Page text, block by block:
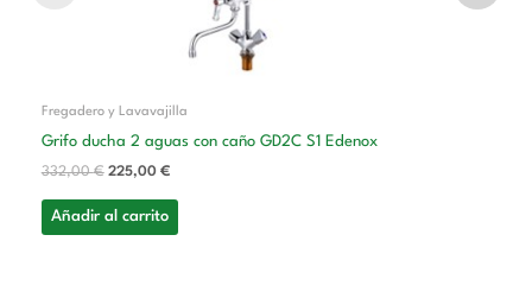
Fregadero y Lavavajilla
Grifo ducha 2 aguas con caño GD2C S1 Edenox
332,00€ 225,00 €
Añadir al carrito